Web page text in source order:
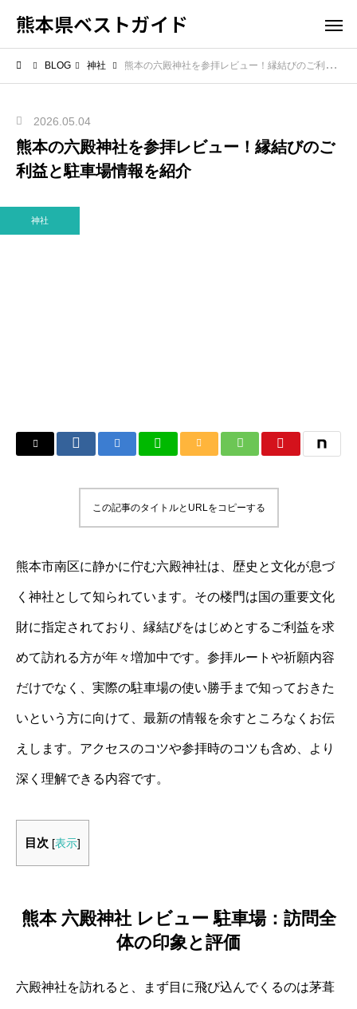
熊本県ベストガイド
BLOG 神社 熊本の六殿神社を参拝レビュー！縁結びのご利益と駐車場情報を紹介
2026.05.04
熊本の六殿神社を参拝レビュー！縁結びのご
利益と駐車場情報を紹介
神社
この記事のタイトルとURLをコピーする
熊本市南区に静かに佇む六殿神社は、歴史と文化が息づ
く神社として知られています。その楼門は国の重要文化
財に指定されており、縁結びをはじめとするご利益を求
めて訪れる方が年々増加中です。参拝ルートや祈願内容
だけでなく、実際の駐車場の使い勝手まで知っておきた
いという方に向けて、最新の情報を余すところなくお伝
えします。アクセスのコツや参拝時のコツも含め、より
深く理解できる内容です。
目次 [表示]
熊本 六殿神社 レビュー 駐車場：訪問全
体の印象と評価
六殿神社を訪れると、まず目に飛び込んでくるのは茅葺